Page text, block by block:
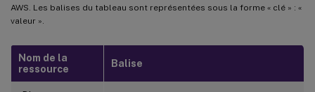
AWS. Les balises du tableau sont représentées sous la forme « clé » : «
valeur ».
Nom de la
ressource
Balise